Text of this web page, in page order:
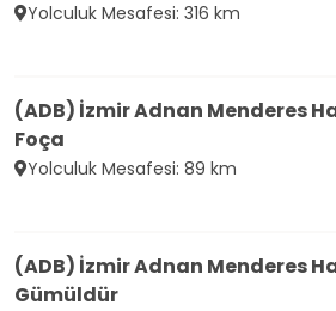
Yolculuk Mesafesi: 316 km
(ADB) İzmir Adnan Menderes
Foça
Yolculuk Mesafesi: 89 km
(ADB) İzmir Adnan Menderes
Gümüldür